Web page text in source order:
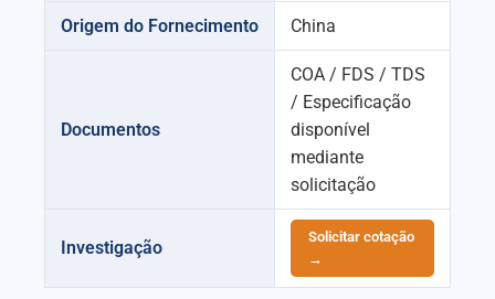
Origem do Fornecimento China
Documentos
COA / FDS / TDS
/ Especificação
disponível
mediante
solicitação
Investigação
Solicitar cotação
→